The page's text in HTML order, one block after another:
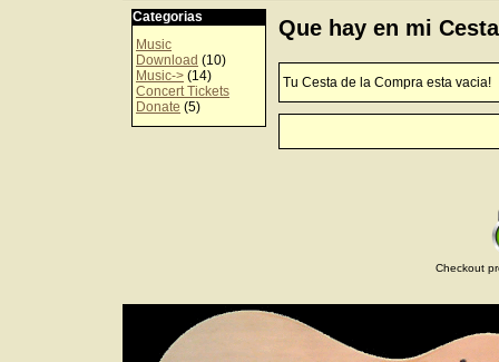
Categorias
Music
Download (10)
Music-> (14)
Concert Tickets
Donate (5)
Que hay en mi
Tu Cesta de la Compra esta vacia!
Checkout